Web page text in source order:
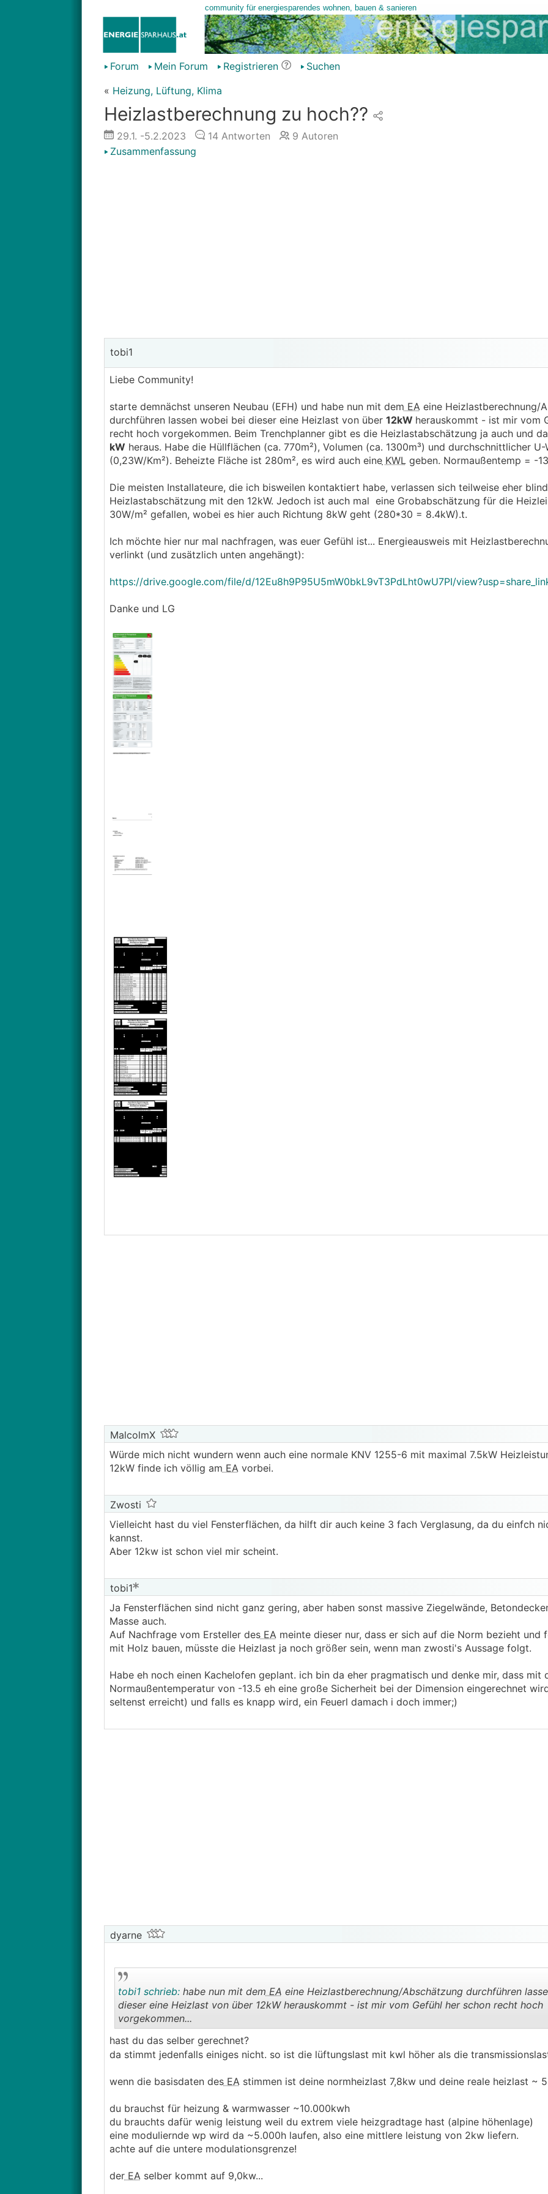
Forum Mein Forum Registrieren
Suchen
« Heizung, Lüftung, Klima
Heizlastberechnung zu hoch??
29.1. -5.2.2023 14Antworten 9 Autoren
Zusammenfassung
tobi1
Liebe Community!
starte demnächst unseren Neubau (EFH) und habe nun mit dem EAeine Heizlastberechnung/
durchführen lassen wobei bei dieser eine Heizlast von über 12kW herauskommt - ist mir vom
recht hoch vorgekommen. Beim Trenchplanner gibt es die Heizlastabschätzung ja auch und
kW heraus. Habe die Hüllflächen (ca. 770m²), Volumen (ca. 1300m³) und durchschnittlicher U-
(0,23W/Km²). Beheizte Fläche ist 280m², es wird auch eineKWLgeben. Normaußentemp = -
Die meisten Installateure, die ich bisweilen kontaktiert habe, verlassen sich teilweise eher
Heizlastabschätzung mit den 12kW. Jedoch ist auch mal eine Grobabschätzung für die
30W/m² gefallen, wobei es hier auch Richtung 8kW geht (280*30 = 8.4kW).t.
Ich möchte hier nur mal nachfragen, was euer Gefühl ist... Energieausweis mit
verlinkt (und zusätzlich unten angehängt):
https://drive.google.com/file/d/12Eu8h9P95U5mW0bkL9vT3PdLht0wU7PI/
Danke und LG
MalcolmX
Würde mich nicht wundern wenn auch eine normale KNV 1255-6 mit maximal 7.5kW
12kW finde ich völlig am EAvorbei.
Zwosti
Vielleicht hast du viel Fensterflächen, da hilft dir auch keine 3 fach Verglasung, da du einfch
kannst.
Aber 12kw ist schon viel mir scheint.
tobi1
Ja Fensterflächen sind nicht ganz gering, aber haben sonst massive Ziegelwände,
Masse auch.
Auf Nachfrage vom Ersteller desEAmeinte dieser nur, dass er sich auf die Norm bezieht und
mit Holz bauen, müsste die Heizlast ja noch größer sein, wenn man zwosti's Aussage folgt.
Habe eh noch einen Kachelofen geplant. ich bin da eher pragmatisch und denke mir, dass mit
Normaußentemperatur von -13.5 eh eine große Sicherheit bei der Dimension eingerechnet
seltenst erreicht) und falls es knapp wird, ein Feuerl damach i doch immer;)
dyarne
tobi1 schrieb:habe nun mit dem EA eine Heizlastberechnung/Abschätzung durchführen
dieser eine Heizlast von über 12kW herauskommt - ist mir vom Gefühl her schon recht hoch
vorgekommen...
hast du das selber gerechnet?
da stimmt jedenfalls einiges nicht. so ist die lüftungslast mit kwl höher als die
wenn die basisdaten desEAstimmen ist deine normheizlast 7,8kw und deine reale heizlast ~
du brauchst für heizung & warmwasser ~10.000kwh
du brauchts dafür wenig leistung weil du extrem viele heizgradtage hast (alpine höhenlage)
eine moduliernde wp wird da ~5.000h laufen, also eine mittlere leistung von 2kw liefern.
achte auf die untere modulationsgrenze!
derEAselber kommt auf 9,0kw...